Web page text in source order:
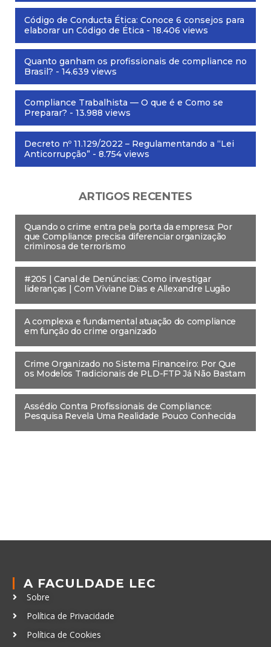
Código de Conducta Ética: Conoce 6 consejos para
elaborar un Código de Ética - 18.406 views
Quanto ganham os profissionais de compliance no
Brasil? - 14.639 views
Compliance Trabalhista — O que é e Como se
Preparar? - 13.988 views
Decreto nº 11.129/2022 – Regulamentando a “Lei
Anticorrupção” - 8.754 views
ARTIGOS RECENTES
Quando o crime entra pela porta da empresa: Por
que Compliance precisa diferenciar organização
criminosa de terrorismo
#205 | Canal de Denúncias: Como investigar
lideranças | Com Viviane Dias e Allexandre Lugão
A complexa e fundamental atuação do compliance
em função do crime organizado
Crime Organizado no Sistema Financeiro: Por Que
os Modelos Tradicionais de PLD-FTP Já Não Bastam
Assédio Contra Profissionais de Compliance:
Pesquisa Revela Uma Realidade Pouco Conhecida
A FACULDADE LEC
Sobre
Política de Privacidade
Política de Cookies